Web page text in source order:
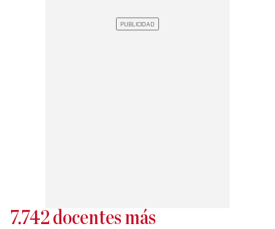
7.742 docentes más